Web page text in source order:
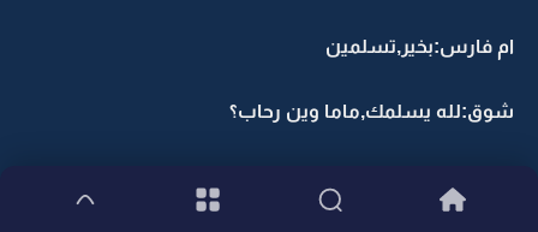
ام فارس:بخير,تسلمين
شوق:لله يسلمك,ماما وين رحاب؟